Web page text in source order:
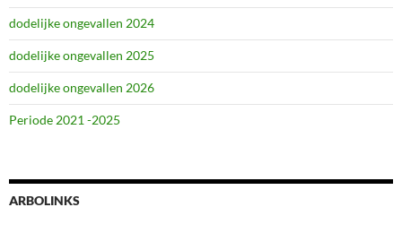
dodelijke ongevallen 2024
dodelijke ongevallen 2025
dodelijke ongevallen 2026
Periode 2021 -2025
ARBOLINKS